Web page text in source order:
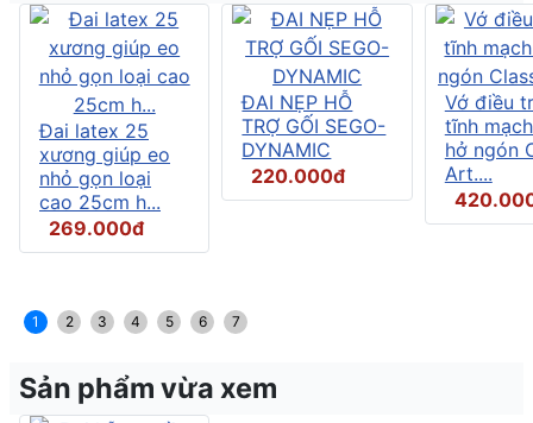
Đai latex 25
xương giúp eo
nhỏ gọn loại
cao 25cm h...
269.000đ
ĐAI NẸP HỖ
TRỢ GỐI SEGO-
DYNAMIC
220.000đ
Vớ điều
tĩnh
hở ngón
Art....
1 2 3 4 5 6 7
Sản phẩm vừa xem